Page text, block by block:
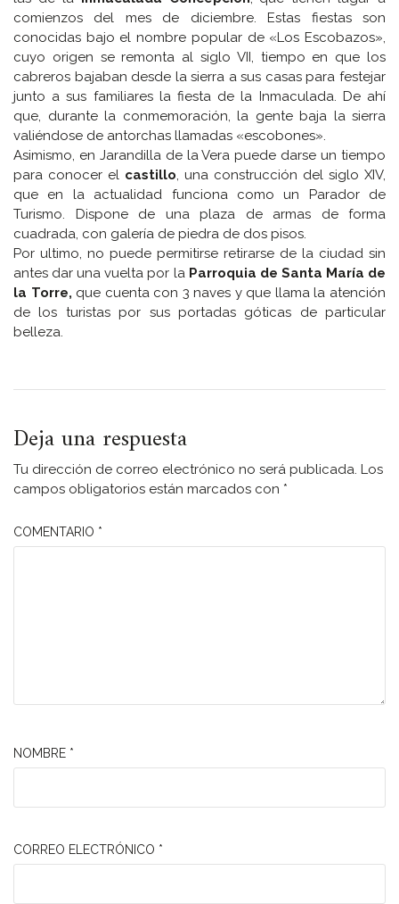
comienzos del mes de diciembre. Estas fiestas son
conocidas bajo el nombre popular de «Los Escobazos»,
cuyo origen se remonta al siglo VII, tiempo en que los
cabreros bajaban desde la sierra a sus casas para festejar
junto a sus familiares la fiesta de la Inmaculada. De ahí
que, durante la conmemoración, la gente baja la sierra
valiéndose de antorchas llamadas «escobones».
Asimismo, en Jarandilla de la Vera puede darse un tiempo
para conocer el castillo, una construcción del siglo XIV,
que en la actualidad funciona como un Parador de
Turismo. Dispone de una plaza de armas de forma
cuadrada, con galería de piedra de dos pisos.
Por ultimo, no puede permitirse retirarse de la ciudad sin
antes dar una vuelta por la Parroquia de Santa María de
la Torre, que cuenta con 3 naves y que llama la atención
de los turistas por sus portadas góticas de particular
belleza.
Deja una respuesta
Tu dirección de correo electrónico no será publicada. Los
campos obligatorios están marcados con *
COMENTARIO *
NOMBRE *
CORREO ELECTRÓNICO *